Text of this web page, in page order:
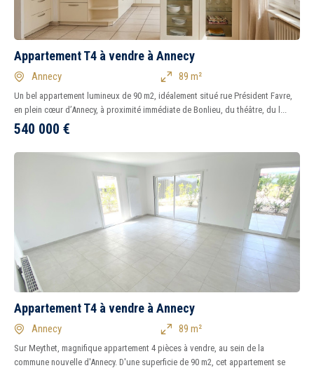
5 km 20 km
Tous Ancien Neuf
Appartement T4 à vendre à Annecy
Annecy 89 m²
Un bel appartement lumineux de 90 m2, idéalement situé rue Président Favre,
en plein cœur d’Annecy, à proximité immédiate de Bonlieu, du théâtre, du l...
540 000 €
Appartement T4 à vendre à Annecy
Annecy 89 m²
Sur Meythet, magnifique appartement 4 pièces à vendre, au sein de la
commune nouvelle d'Annecy. D'une superficie de 90 m2, cet appartement se